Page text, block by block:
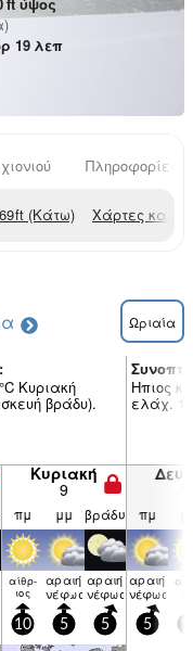
19 λεπ
Πληροφορίες
ft (Κάτω) Χάρτες
Ωριαία
Κυριακή
βράδυ).
Ηπιος
ελάχ.
Κυριακή
9
πμ μμ βράδυ πμ
αίθρ­
ιος
αραιή
νέφωση
αραιή
νέφωση
αραιή
νέφωση
10 5 5 5